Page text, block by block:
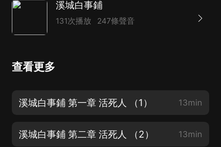
溪城白事鋪
131次播放 247條聲音
查看更多
溪城白事鋪 第一章 活死人 （1） 13min
溪城白事鋪 第二章 活死人 （2） 13min